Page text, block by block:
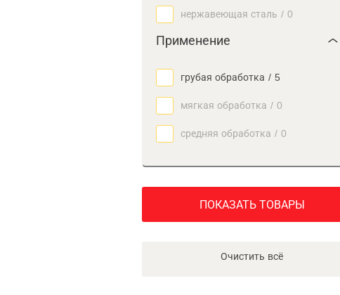
нержавеющая сталь / 0
Применение
грубая обработка / 5
мягкая обработка / 0
средняя обработка / 0
ПОКАЗАТЬ ТОВАРЫ
Очистить всё